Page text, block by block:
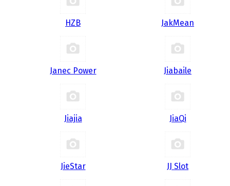
HZB JakMean
Janec Power Jiabaile
Jiajia JiaQi
JieStar JJ Slot